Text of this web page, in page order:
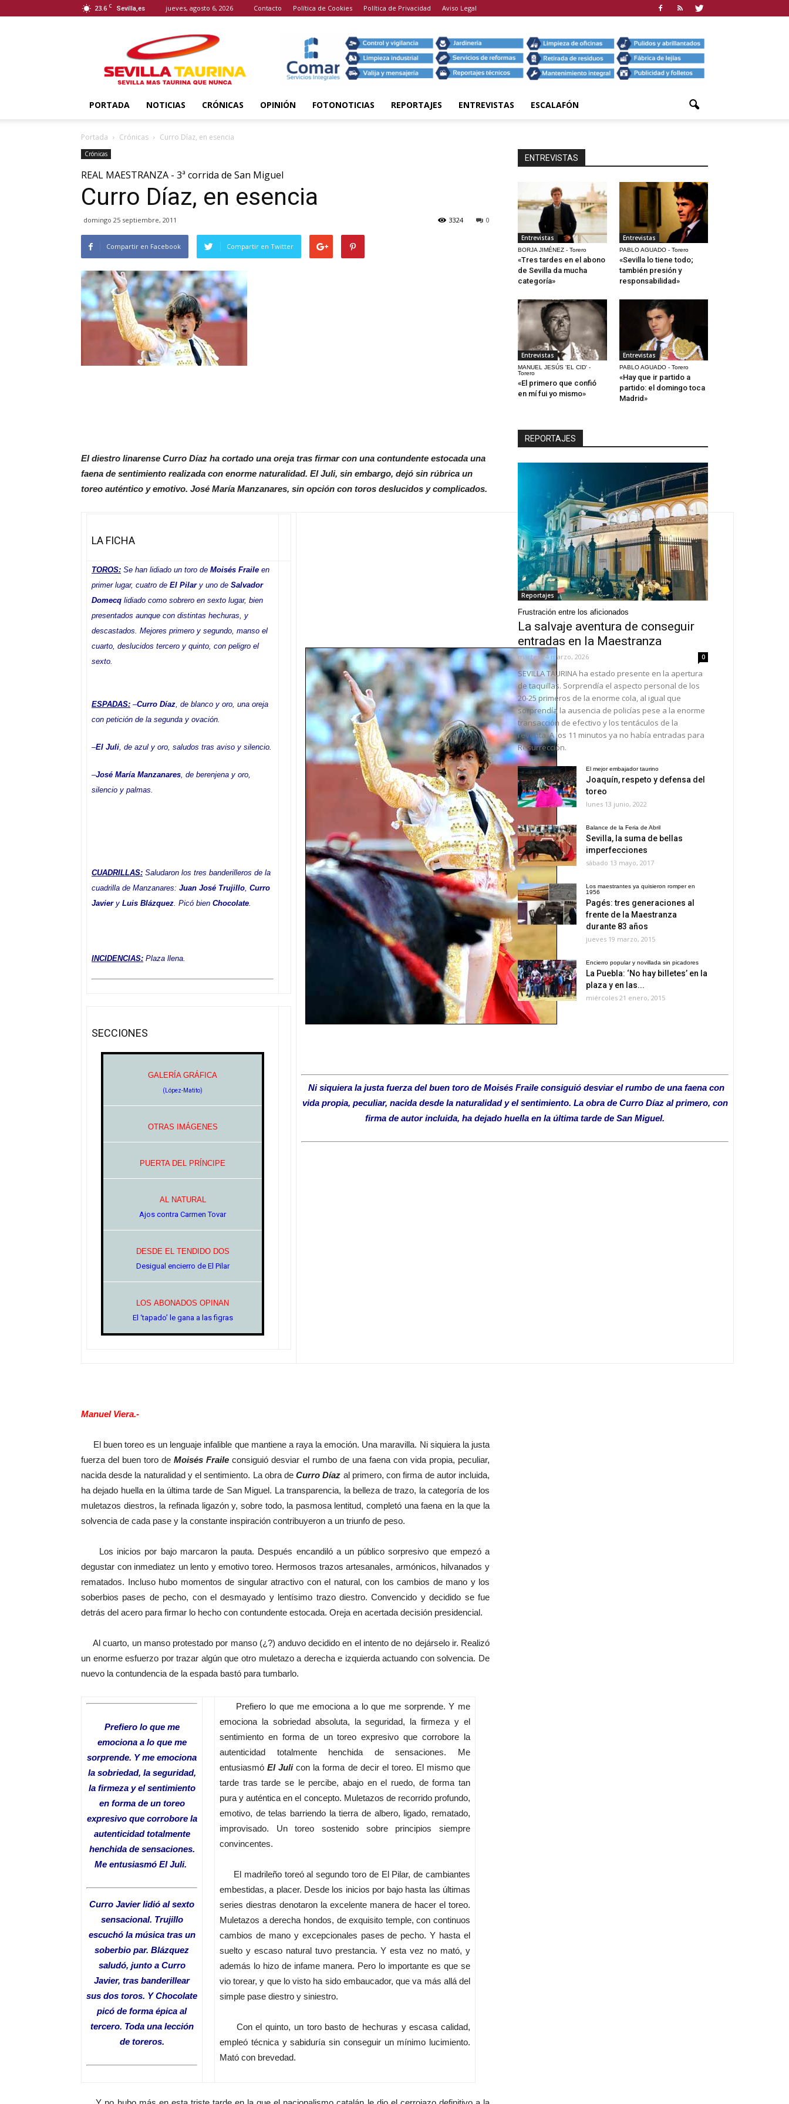
23.6 C Sevilla,es jueves, agosto 6, 2026 Contacto Política de Cookies Política de Privacidad Aviso Legal
Taurina
PORTADA NOTICIAS CRÓNICAS OPINIÓN FOTONOTICIAS REPORTAJES ENTREVISTAS ESCALAFÓN
Portada Crónicas Curro Díaz, en esencia
Crónicas
REAL MAESTRANZA - 3ª corrida de San Miguel
Curro Díaz, en esencia
domingo 25 septiembre, 2011 0
3324
Compartir en Facebook Compartir en Twitter
El diestro linarense Curro Díaz ha cortado una oreja tras firmar con una contundente estocada una
faena de sentimiento realizada con enorme naturalidad. El Juli, sin embargo, dejó sin rúbrica un
toreo auténtico y emotivo. José María Manzanares, sin opción con toros deslucidos y complicados.
LA FICHA
TOROS: Se han lidiado un toro de Moisés Fraile en
primer lugar, cuatro de El Pilary uno de Salvador
Domecq lidiado como sobrero en sexto lugar, bien
presentados aunque con distintas hechuras, y
descastados. Mejores primero y segundo, manso el
cuarto, deslucidos tercero y quinto, con peligro el
sexto.
ESPADAS: –Curro Díaz, de blanco y oro, una oreja
con petición de la segunda y ovación.
–El Juli, de azul y oro, saludos tras aviso y silencio.
–José María Manzanares, de berenjena y oro,
silencio y palmas.
CUADRILLAS: Saludaron los tres banderilleros de la
cuadrilla de Manzanares: Juan José Trujillo, Curro
Javiery Luis Blázquez. Picó bien Chocolate.
INCIDENCIAS: Plaza llena.
SECCIONES
GALERÍA GRÁFICA
(López-Matito)
OTRAS IMÁGENES
PUERTA DEL PRÍNCIPE
AL NATURAL
Ajos contra Carmen Tovar
DESDE EL TENDIDO DOS
Desigual encierro de El Pilar
LOS ABONADOS OPINAN
El ‘tapado’ le gana a las figras
Ni siquiera la justa fuerza del buen toro de Moisés Fraile consiguió desviar el rumbo de una faena con
vida propia, peculiar, nacida desde la naturalidad y el sentimiento. La obra de Curro Díaz al primero, con
firma de autor incluida, ha dejado huella en la última tarde de San Miguel.
Manuel Viera.-
El buen toreo es un lenguaje infalible que mantiene a raya la emoción. Una maravilla. Ni siquiera la justa
fuerza del buen toro deMoisés Fraile consiguió desviar el rumbo de una faena con vida propia, peculiar,
nacida desde la naturalidad y el sentimiento. La obra deCurro Díaz al primero, con firma de autor incluida,
ha dejado huella en la última tarde de San Miguel. La transparencia, la belleza de trazo, la categoría de los
muletazos diestros, la refinada ligazón y, sobre todo, la pasmosa lentitud, completó una faena en la que la
solvencia de cada pase y la constante inspiración contribuyeron a un triunfo de peso.
Los inicios por bajo marcaron la pauta. Después encandiló a un público sorpresivo que empezó a
degustar con inmediatez un lento y emotivo toreo. Hermosos trazos artesanales, armónicos, hilvanados y
rematados. Incluso hubo momentos de singular atractivo con el natural, con los cambios de mano y los
soberbios pases de pecho, con el desmayado y lentísimo trazo diestro. Convencido y decidido se fue
detrás del acero para firmar lo hecho con contundente estocada. Oreja en acertada decisión presidencial.
Al cuarto, un manso protestado por manso (¿?) anduvo decidido en el intento de no dejárselo ir. Realizó
un enorme esfuerzo por trazar algún que otro muletazo a derecha e izquierda actuando con solvencia. De
nuevo la contundencia de la espada bastó para tumbarlo.
Prefiero lo que me
emociona a lo que me
sorprende. Y me emociona
la sobriedad, la seguridad,
la firmeza y el sentimiento
en forma de un toreo
expresivo que corrobore la
autenticidad totalmente
henchida de sensaciones.
Me entusiasmó El Juli.
Curro Javier lidió al sexto
sensacional. Trujillo
escuchó la música tras un
soberbio par. Blázquez
saludó, junto a Curro
Javier, tras banderillear
sus dos toros. Y Chocolate
picó de forma épica al
tercero. Toda una lección
de toreros.
Prefiero lo que me emociona a lo que me sorprende. Y me
emociona la sobriedad absoluta, la seguridad, la firmeza y el
sentimiento en forma de un toreo expresivo que corrobore la
autenticidad totalmente henchida de sensaciones. Me
entusiasmóEl Julicon la forma de decir el toreo. El mismo que
tarde tras tarde se le percibe, abajo en el ruedo, de forma tan
pura y auténtica en el concepto. Muletazos de recorrido profundo,
emotivo, de telas barriendo la tierra de albero, ligado, rematado,
improvisado. Un toreo sostenido sobre principios siempre
convincentes.
El madrileño toreó al segundo toro de El Pilar, de cambiantes
embestidas, a placer. Desde los inicios por bajo hasta las últimas
series diestras denotaron la excelente manera de hacer el toreo.
Muletazos a derecha hondos, de exquisito temple, con continuos
cambios de mano y excepcionales pases de pecho. Y hasta el
suelto y escaso natural tuvo prestancia. Y esta vez no mató, y
además lo hizo de infame manera. Pero lo importante es que se
vio torear, y que lo visto ha sido embaucador, que va más allá del
simple pase diestro y siniestro.
Con el quinto, un toro basto de hechuras y escasa calidad,
empleó técnica y sabiduría sin conseguir un mínimo lucimiento.
Mató con brevedad.
ENTREVISTAS
Entrevistas
BORJA JIMÉNEZ - Torero
«Tres tardes en el abono
de Sevilla da mucha
categoría»
Entrevistas
PABLO AGUADO - Torero
«Sevilla lo tiene todo;
también presión y
responsabilidad»
Entrevistas
MANUEL JESÚS 'EL CID' -
Torero
«El primero que confió
en mí fui yo mismo»
Entrevistas
PABLO AGUADO - Torero
«Hay que ir partido a
partido: el domingo toca
Madrid»
REPORTAJES
Reportajes
Frustración entre los aficionados
La salvaje aventura de conseguir
entradas en la Maestranza
martes 24 marzo, 2026 0
SEVILLA TAURINA ha estado presente en la apertura
de taquillas. Sorprendía el aspecto personal de los
20-25 primeros de la enorme cola, al igual que
sorprendía la ausencia de policías pese a la enorme
transacción de efectivo y los tentáculos de la
reventa. A los 11 minutos ya no había entradas para
Resurrección.
El mejor embajador taurino
Joaquín, respeto y defensa del
toreo
lunes 13 junio, 2022
Balance de la Feria de Abril
Sevilla, la suma de bellas
imperfecciones
sábado 13 mayo, 2017
Los maestrantes ya quisieron romper en
1956
Pagés: tres generaciones al
frente de la Maestranza
durante 83 años
jueves 19 marzo, 2015
Encierro popular y novillada sin picadores
La Puebla: ‘No hay billetes’ en la
plaza y en las...
miércoles 21 enero, 2015